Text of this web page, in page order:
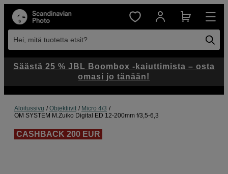
Hei, mitä tuotetta etsit?
Aloitussivu Objektiivit
Micro 4/3
OM SYSTEM M.Zuiko Digital ED 12-200mm f/3,5-6,3
CASHBACK 200 EUR
Säästä 25 % JBL Boombox -kaiuttimista – osta
omasi jo tänään!